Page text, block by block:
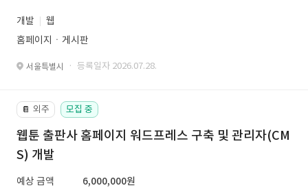
개발
웹
홈페이지ㆍ게시판
서울특별시 · 등록일자 2026.07.28.
📔 외주 모집 중
웹툰 출판사 홈페이지 워드프레스 구축 및 관리자(CM
S) 개발
예상 금액
6,000,000원